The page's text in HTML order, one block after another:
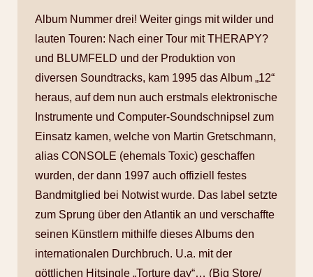
Album Nummer drei! Weiter gings mit wilder und
lauten Touren: Nach einer Tour mit THERAPY?
und BLUMFELD und der Produktion von
diversen Soundtracks, kam 1995 das Album „12“
heraus, auf dem nun auch erstmals elektronische
Instrumente und Computer-Soundschnipsel zum
Einsatz kamen, welche von Martin Gretschmann,
alias CONSOLE (ehemals Toxic) geschaffen
wurden, der dann 1997 auch offiziell festes
Bandmitglied bei Notwist wurde. Das label setzte
zum Sprung über den Atlantik an und verschaffte
seinen Künstlern mithilfe dieses Albums den
internationalen Durchbruch. U.a. mit der
göttlichen Hitsingle „Torture day“… (Big Store/